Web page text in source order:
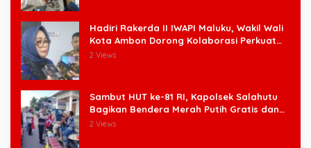
Hadiri Rakerda II IWAPI Maluku, Wakil Wali
Kota Ambon Dorong Kolaborasi Perkuat
UMKM dan Pengusaha Perempuan
2 Views
Sambut HUT ke-81 RI, Kapolsek Salahutu
Bagikan Bendera Merah Putih Gratis dan
Ajak Warga Kobarkan Semangat
2 Views